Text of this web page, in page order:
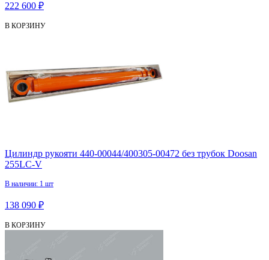
222 600 ₽
В КОРЗИНУ
Цилиндр рукояти 440-00044/400305-00472 без трубок Doosan
255LC-V
В наличии: 1 шт
138 090 ₽
В КОРЗИНУ